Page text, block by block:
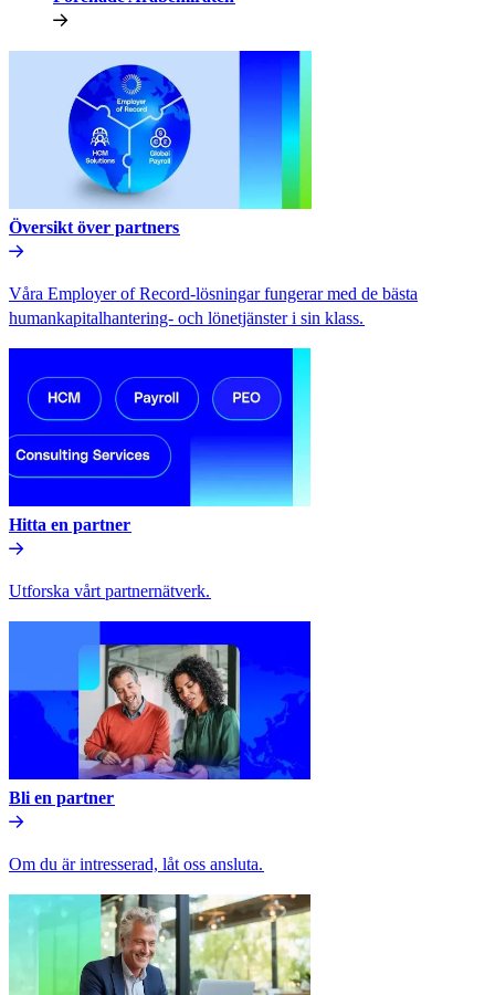
Översikt över partners​​
Våra Employer of Record-lösningar fungerar med de bästa
humankapitalhantering- och lönetjänster i sin klass.​​
Hitta en partner​​
Utforska vårt partnernätverk.​​
Bli en partner​​
Om du är intresserad, låt oss ansluta.​​